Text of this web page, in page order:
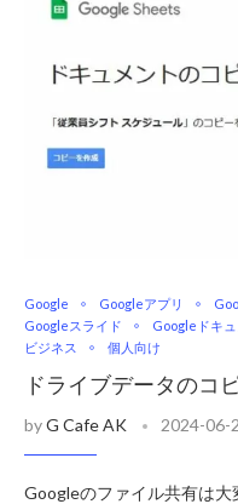
Google Googleアプリ
Googleスライド
Googleドキュ
ビジネス
個人向け
ドライブデータのコ
byG Cafe AK 2024-06-
Googleのファイル共有は